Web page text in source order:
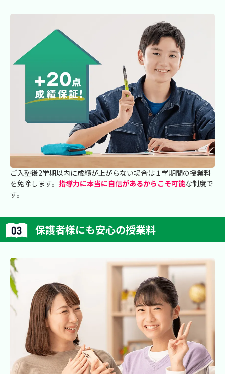
ご入塾後2学期以内に成績が上がらない場合は１学期間の授業料
を免除します。 指導力に本当に自信があるからこそ可能な制度で
す。
保護者様にも安心の授業料